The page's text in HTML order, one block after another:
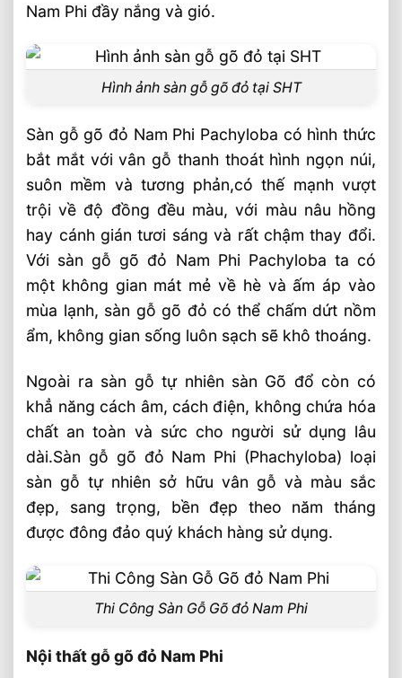
Bảng giá sàn gỗ gõ đỏ Nam Phi
Đơn Vị Cung Cấp Sàn Gỗ Gõ Đỏ Nam Phi
Uy Tín – Sàn Gỗ Tự Nhiên SHT
Công Ty Gỗ Tự Nhiên SHT Cam Kết Với
Khách Hàng
Bài Viết Liên Quan
Xu Hướng Lắp Đặt Sàn Gỗ Tự Nhiên 2026
⭐️ Tư Vấn Thi Công
Sàn Gỗ Tự Nhiên Cao Cấp ⭐️ Top 6 Loại
Sàn Được Ưa Chuộng
Sàn Gỗ Tự Nhiên Thẩm Thấu Dầu Hữu Cơ
⭐️ Thế Hệ Mới
Top 4 Loại Sàn Gỗ Tự Nhiên ⭐️ Thông
Dụng Nhất 2026 ™
Các Loại Ván Sàn Gỗ Tự Nhiên 2026 ⭐️ Tư
Vấn & Thi Công
Sàn Gỗ Tự Nhiên Chiu Liu Lào Có Tốt
Không ?
Sàn Gỗ Tự Nhiên Ngoài Trời Nên Chọn
Loại Nào ? Tư Vấn
Nhất ® Chi Tiết
Nam Phi đầy nắng và gió.
Hình ảnh sàn gỗ gõ đỏ tại SHT
Sàn gỗ gõ đỏ Nam Phi Pachyloba có hình thức
bắt mắt với vân gỗ thanh thoát hình ngọn núi,
suôn mềm và tương phản,có thế mạnh vượt
trội về độ đồng đều màu, với màu nâu hồng
hay cánh gián tươi sáng và rất chậm thay đổi.
Với sàn gỗ gõ đỏ Nam Phi Pachyloba ta có
một không gian mát mẻ về hè và ấm áp vào
mùa lạnh, sàn gỗ gõ đỏ có thể chấm dứt nồm
ẩm, không gian sống luôn sạch sẽ khô thoáng.
Ngoài ra sàn gỗ tự nhiên sàn Gõ đổ còn có
khẳ năng cách âm, cách điện, không chứa hóa
chất an toàn và sức cho người sử dụng lâu
dài.Sàn gỗ gõ đỏ Nam Phi (Phachyloba) loại
sàn gỗ tự nhiên sở hữu vân gỗ và màu sắc
đẹp, sang trọng, bền đẹp theo năm tháng
được đông đảo quý khách hàng sử dụng.
Thi Công Sàn Gỗ Gõ đỏ Nam Phi
Nội thất gỗ gõ đỏ Nam Phi